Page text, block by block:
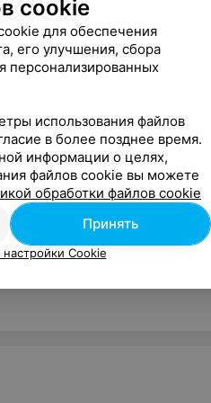
cookie
для обеспечения
его улучшения, сбора
персонализированных
использования файлов
в более позднее время.
информации о целях,
файлов cookie вы можете
обработки файлов cookie
Принять
Cookie